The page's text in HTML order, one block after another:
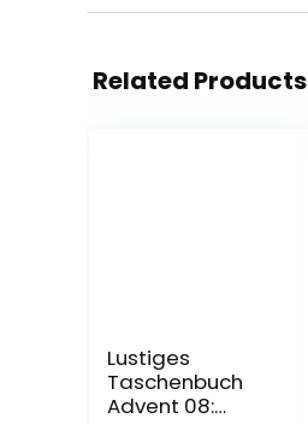
Related Products
Lustiges
Taschenbuch
Advent 08: